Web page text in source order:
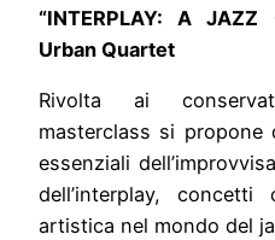
“INTERPLAY: A
Urban Quartet
Rivolta ai
masterclass si propone
essenziali
dell’interplay,
artistica nel mondo del